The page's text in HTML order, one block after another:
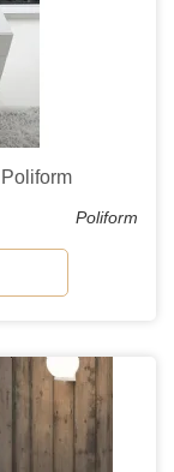
Poliform